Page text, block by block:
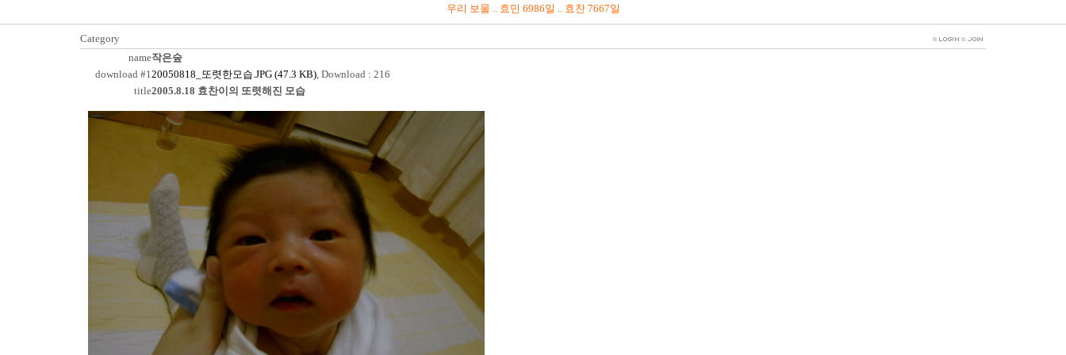
우리 보물 .. 효민 6986일 .. 효찬 7667일
Category
name작은숲
download #120050818_또렷한모습.JPG (47.3 KB), Download : 216
title2005.8.18 효찬이의 또렷해진 모습